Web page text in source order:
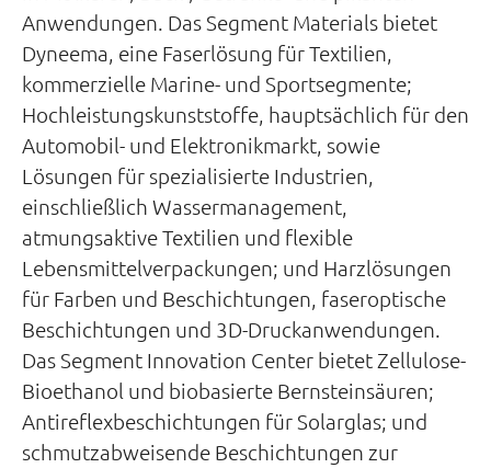
Anwendungen. Das Segment Materials bietet
Dyneema, eine Faserlösung für Textilien,
kommerzielle Marine- und Sportsegmente;
Hochleistungskunststoffe, hauptsächlich für den
Automobil- und Elektronikmarkt, sowie
Lösungen für spezialisierte Industrien,
einschließlich Wassermanagement,
atmungsaktive Textilien und flexible
Lebensmittelverpackungen; und Harzlösungen
für Farben und Beschichtungen, faseroptische
Beschichtungen und 3D-Druckanwendungen.
Das Segment Innovation Center bietet Zellulose-
Bioethanol und biobasierte Bernsteinsäuren;
Antireflexbeschichtungen für Solarglas; und
schmutzabweisende Beschichtungen zur